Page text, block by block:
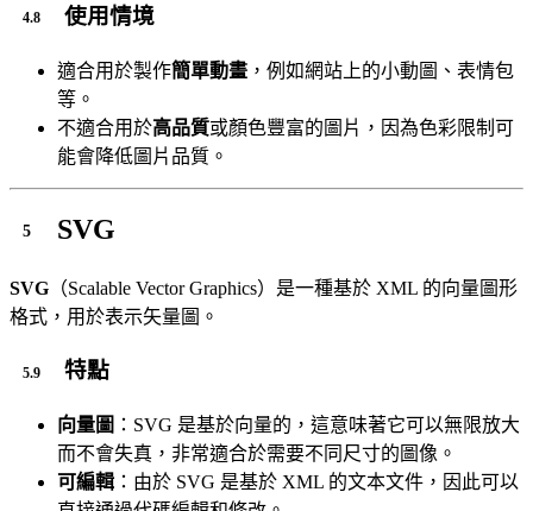
使用情境
適合用於製作簡單動畫 ，例如網站上的小動圖、表情包
等。
不適合用於高品質或顏色豐富的圖片，因為色彩限制可
能會降低圖片品質。
SVG
SVG （Scalable Vector Graphics）是一種基於 XML 的向量圖形
格式，用於表示矢量圖。
特點
向量圖 ：SVG 是基於向量的，這意味著它可以無限放大
而不會失真，非常適合於需要不同尺寸的圖像。
可編輯 ：由於 SVG 是基於 XML 的文本文件，因此可以